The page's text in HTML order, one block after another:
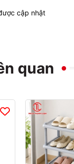
cập nhật
quan